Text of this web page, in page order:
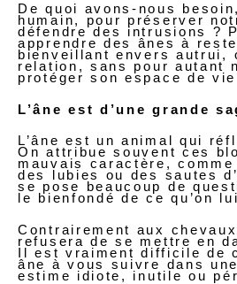
De quoi avons-nous
humain, pour préserver
défendre des intrusions ?
apprendre des ânes à
bienveillant envers autrui,
relation, sans pour autant
protéger son espace de
L’âne est d’une grande
L’âne est un animal qui
On attribue souvent ces
mauvais caractère,
des lubies ou des sautes
se pose beaucoup de
le bienfondé de ce qu’on
Contrairement aux
refusera de se mettre en
Il est vraiment difficile de
âne à vous suivre dans
estime idiote, inutile ou